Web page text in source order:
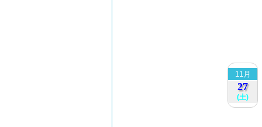
11月
27
(土)